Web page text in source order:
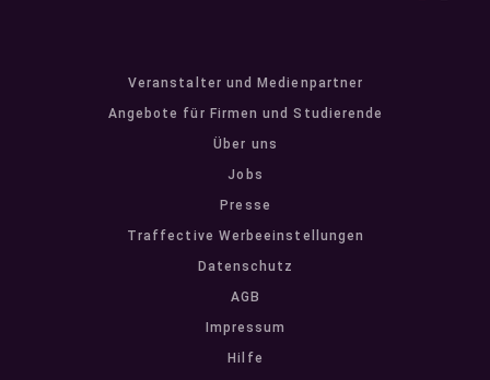
Veranstalter und Medienpartner
Angebote für Firmen und Studierende
Über uns
Jobs
Presse
Traffective Werbeeinstellungen
Datenschutz
AGB
Impressum
Hilfe